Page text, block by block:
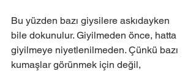
Bu yüzden bazı giysilere askıdayken
bile dokunulur. Giyilmeden önce, hatta
giyilmeye niyetlenilmeden. Çünkü bazı
kumaşlar görünmek için değil,